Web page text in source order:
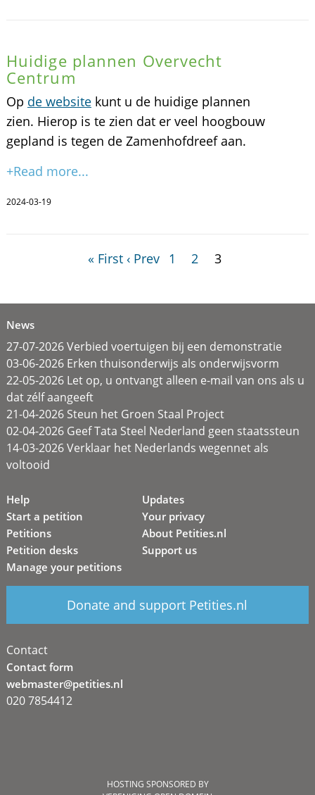
Huidige plannen Overvecht
Centrum
Op de websitekunt u de huidige plannen
zien. Hierop is te zien dat er veel hoogbouw
gepland is tegen de Zamenhofdreef aan.
+Read more...
2024-03-19
« First ‹ Prev 1 2 3
News
27-07-2026 Verbied voertuigen bij een demonstratie
03-06-2026 Erken thuisonderwijs als onderwijsvorm
22-05-2026 Let op, u ontvangt alleen e-mail van ons als u
dat zélf aangeeft
21-04-2026 Steun het Groen Staal Project
02-04-2026 Geef Tata Steel Nederland geen staatssteun
14-03-2026 Verklaar het Nederlands wegennet als
voltooid
Help
Start a petition
Petitions
Petition desks
Manage your petitions
Updates
Your privacy
About Petities.nl
Support us
Donate and support Petities.nl
Contact
Contact form
webmaster@petities.nl
020 7854412
HOSTING SPONSORED BY